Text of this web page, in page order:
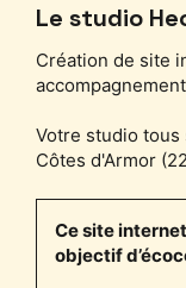
Le studio
Création de site
Votre studio
Côtes d'Armor
Ce site
objectif